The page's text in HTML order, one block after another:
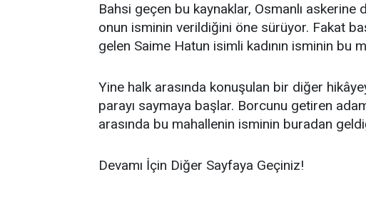
Bahsi geçen bu kaynaklar, Osmanlı askerine
onun isminin verildiğini öne sürüyor. Fakat
gelen Saime Hatun isimli kadının isminin bu
Yine halk arasında konuşulan bir diğer
parayı saymaya başlar. Borcunu getiren
arasında bu mahallenin isminin buradan
Devamı İçin Diğer Sayfaya Geçiniz!